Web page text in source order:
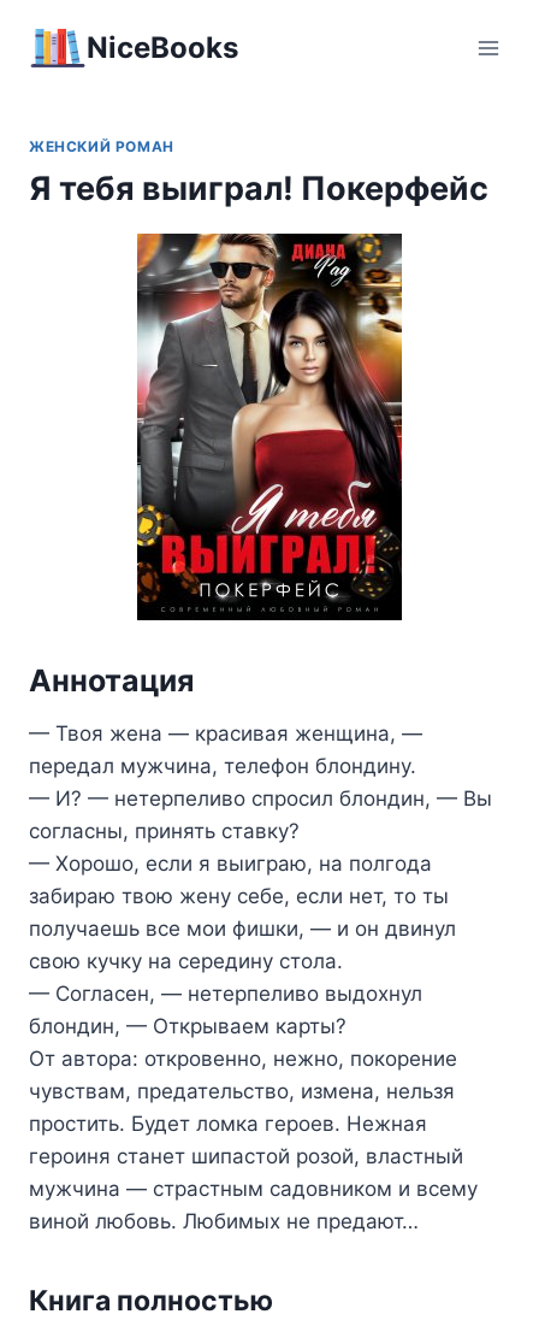
NiceBooks
ЖЕНСКИЙ РОМАН
Я тебя выиграл! Покерфейс
Аннотация
— Твоя жена — красивая женщина, —
передал мужчина, телефон блондину.
— И? — нетерпеливо спросил блондин, — Вы
согласны, принять ставку?
— Хорошо, если я выиграю, на полгода
забираю твою жену себе, если нет, то ты
получаешь все мои фишки, — и он двинул
свою кучку на середину стола.
— Согласен, — нетерпеливо выдохнул
блондин, — Открываем карты?
От автора: откровенно, нежно, покорение
чувствам, предательство, измена, нельзя
простить. Будет ломка героев. Нежная
героиня станет шипастой розой, властный
мужчина — страстным садовником и всему
виной любовь. Любимых не предают…
Книга полностью